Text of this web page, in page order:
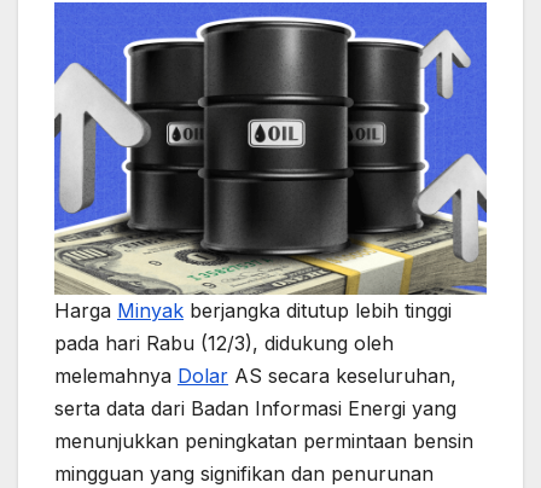
Harga Minyak berjangka ditutup lebih tinggi
pada hari Rabu (12/3), didukung oleh
melemahnya Dolar AS secara keseluruhan,
serta data dari Badan Informasi Energi yang
menunjukkan peningkatan permintaan bensin
mingguan yang signifikan dan penurunan